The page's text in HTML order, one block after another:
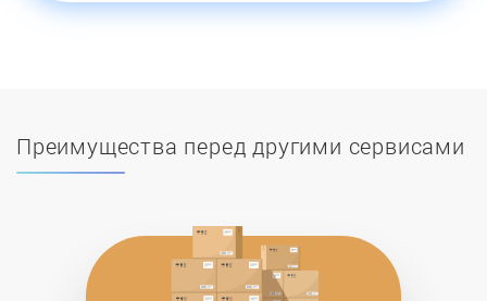
Преимущества перед другими сервисами